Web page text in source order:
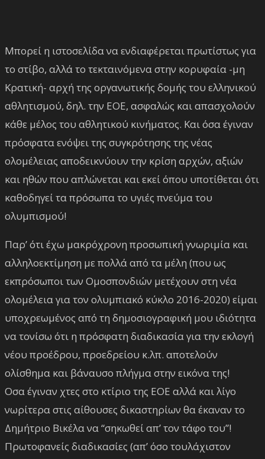
Μπορεί η ιστοσελίδα να ενδιαφέρεται πρωτίστως για
το στίβο, αλλά το τεκταινόμενα στην κορυφαία -μη
Κρατική- αρχή της οργανωτικής δομής του ελληνικού
αθλητισμού, δηλ. την ΕΟΕ, ασφαλώς και απασχολούν
κάθε μέλος του αθλητικού κινήματος. Και όσα έγιναν
πρόσφατα ενόψει της συγκρότησης της νέας
ολομέλειας αποδεικνύουν την κρίση αρχών, αξιών
και ηθών που απλώνεται και εκεί όπου υποτίθεται ότι
καθοδηγεί τα πρόσωπα το υγιές πνεύμα του
ολυμπισμού!
Παρ’ ότι έχω μακρόχρονη προσωπική γνωριμία και
αλληλοεκτίμηση με πολλά από τα μέλη (που ως
εκπρόσωποι των Ομοσπονδιών μετέχουν στη νέα
ολομέλεια για τον ολυμπιακό κύκλο 2016-2020) είμαι
υποχρεωμένος από τη δημοσιογραφική μου ιδιότητα
να τονίσω ότι η πρόσφατη διαδικασία για την εκλογή
νέου προέδρου, προεδρείου κ.λπ. αποτελούν
ολίσθημα και βάναυσο πλήγμα στην εικόνα της!
Οσα έγιναν χτες στο κτίριο της ΕΟΕ αλλά και λίγο
νωρίτερα στις αίθουσες δικαστηρίων θα έκαναν το
Δημήτριο Βικέλα να “σηκωθεί απ’ τον τάφο του”!
Πρωτοφανείς διαδικασίες (απ’ όσο τουλάχιστον